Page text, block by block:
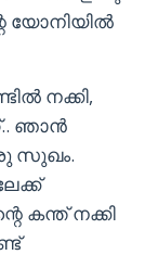
യോനിയിൽ
നക്കി,
ഞാൻ
സുഖം.
കന്ത് നക്കി